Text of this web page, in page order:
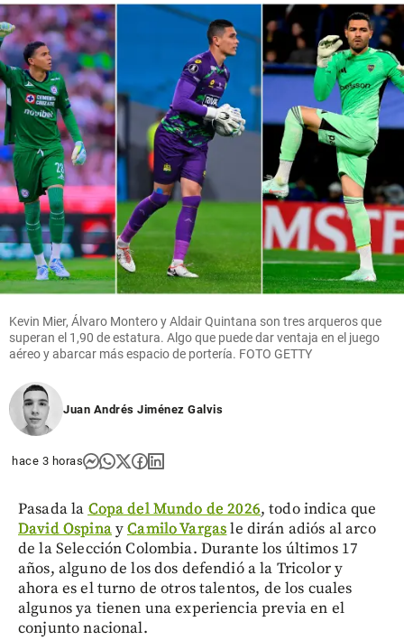
Kevin Mier, Álvaro Montero y Aldair Quintana son tres arqueros que
superan el 1,90 de estatura. Algo que puede dar ventaja en el juego
aéreo y abarcar más espacio de portería. FOTO GETTY
Juan Andrés Jiménez Galvis
hace 3 horas
Pasada la Copa del Mundo de 2026, todo indica que
David OspinayCamilo Vargasle dirán adiós al arco
de la Selección Colombia. Durante los últimos 17
años, alguno de los dos defendió a la Tricolor y
ahora es el turno de otros talentos, de los cuales
algunos ya tienen una experiencia previa en el
conjunto nacional.